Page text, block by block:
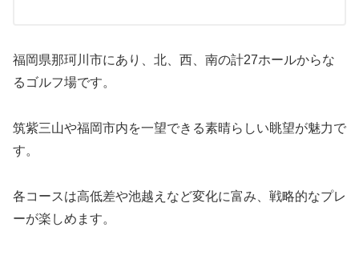
福岡県那珂川市にあり、北、西、南の計27ホールからな
るゴルフ場です。
筑紫三山や福岡市内を一望できる素晴らしい眺望が魅力で
す。
各コースは高低差や池越えなど変化に富み、戦略的なプレ
ーが楽しめます。